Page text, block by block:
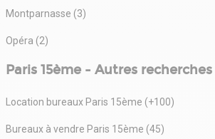
Montparnasse (3)
Opéra (2)
Paris 15ème - Autres recherches
Location bureaux Paris 15ème (+100)
Bureaux à vendre Paris 15ème (45)